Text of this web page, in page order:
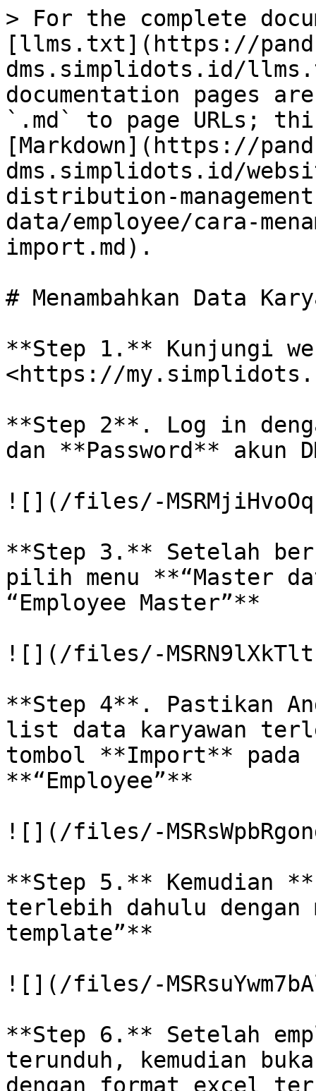
> For the complete
[llms.txt](https://
dms.simplidots.id/
documentation pages
`.md` to page URLs;
[Markdown](https://
dms.simplidots.id/
distribution-
data/employee/cara-
import.md).
# Menambahkan Data
**Step 1.** Kunjungi
<https://
**Step 2**. Log in
dan **Password** akun
![](/files/-
**Step 3.** Setelah
pilih menu **“Master
“Employee Master”**
![](/files/-
**Step 4**. Pastikan
list data karyawan
tombol **Import**
**“Employee”**
![](/files/-
**Step 5.** Kemudian
terlebih dahulu dengan
template”**
![](/files/-
**Step 6.** Setelah
terunduh, kemudian
dengan format excel